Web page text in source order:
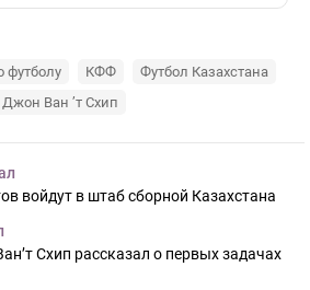
футболу КФФ
Футбол Казахстана
Джон Ван ’т Схип
войдут в штаб сборной Казахстана
Схип рассказал о первых задачах